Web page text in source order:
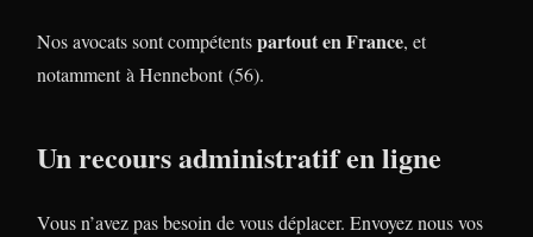
Nos avocats sont compétentspartout en France, et
notamment à Hennebont (56).
Un recours administratif en ligne
Vous n’avez pas besoin de vous déplacer. Envoyez nous vos